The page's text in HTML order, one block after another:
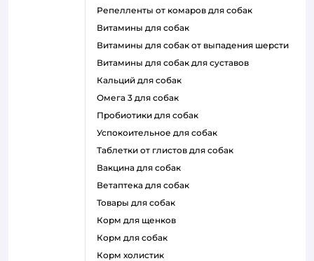
репелленты от комаров для собак
витамины для собак
витамины для собак от выпадения шерсти
витамины для собак для суставов
кальций для собак
омега 3 для собак
пробиотики для собак
успокоительное для собак
таблетки от глистов для собак
вакцина для собак
ветаптека для собак
товары для собак
корм для щенков
корм для собак
корм холистик